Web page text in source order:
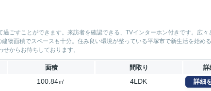
ごすことができます。来訪者を確認できる、TVインターホン付きです。広々
物面積でスペースも十分。住み良い環境が整っている平塚市で新生活を始め
からお待ちしております。
面積 間取り 詳
100.84㎡ 4LDK 詳細